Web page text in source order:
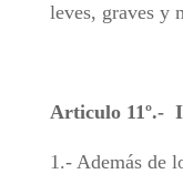
leves, graves y
Articulo 11º.-
1.- Además de